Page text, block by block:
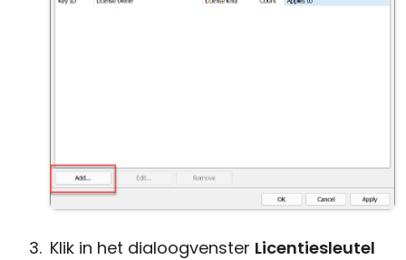
Klik in het dialoogvenster Licentiesleutel